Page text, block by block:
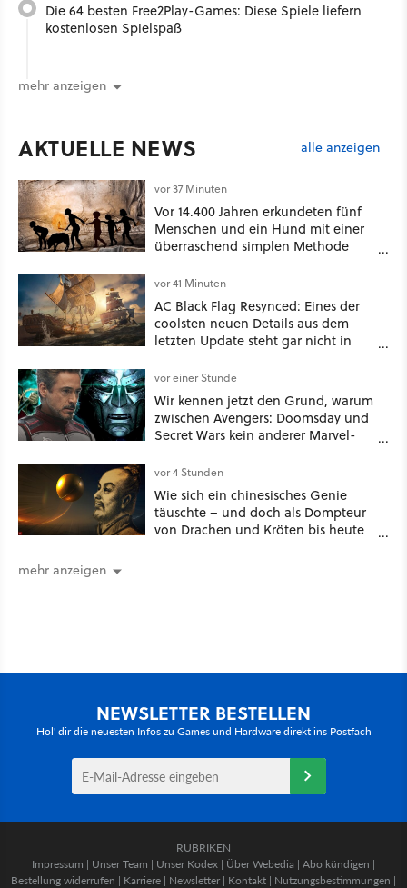
Die 64 besten Free2Play-Games: Diese Spiele liefern
kostenlosen Spielspaß
mehr anzeigen
AKTUELLE NEWS alle anzeigen
vor 37 Minuten
Vor 14.400 Jahren erkundeten fünf
Menschen und ein Hund mit einer
überraschend simplen Methode
Spuren für die Ewigkeit
vor 41 Minuten
AC Black Flag Resynced: Eines der
coolsten neuen Details aus dem
letzten Update steht gar nicht in
vor einer Stunde
Wir kennen jetzt den Grund, warum
zwischen Avengers: Doomsday und
Secret Wars kein anderer Marvel-
vor 4 Stunden
Wie sich ein chinesisches Genie
täuschte – und doch als Dompteur
von Drachen und Kröten bis heute
mehr anzeigen
NEWSLETTER BESTELLEN
Hol' dir die neuesten Infos zu Games und Hardware direkt ins Postfach
RUBRIKEN
Impressum | Unser Team | Unser Kodex | Über Webedia | Abo kündigen |
Bestellung widerrufen | Karriere | Newsletter | Kontakt | Nutzungsbestimmungen |